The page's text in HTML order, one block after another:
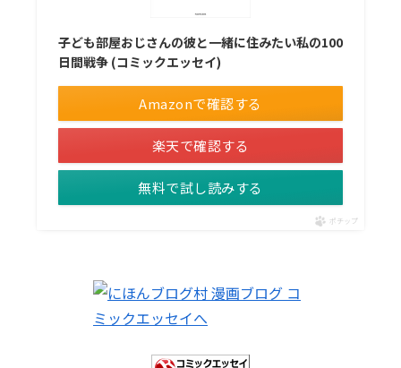
子ども部屋おじさんの彼と一緒に住みたい私の100
日間戦争 (コミックエッセイ)
Amazonで確認する
楽天で確認する
無料で試し読みする
ポチップ